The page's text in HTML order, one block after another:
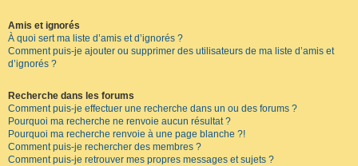
Amis et ignorés
À quoi sert ma liste d’amis et d’ignorés ?
Comment puis-je ajouter ou supprimer des utilisateurs de ma liste d’amis et
d’ignorés ?
Recherche dans les forums
Comment puis-je effectuer une recherche dans un ou des forums ?
Pourquoi ma recherche ne renvoie aucun résultat ?
Pourquoi ma recherche renvoie à une page blanche ?!
Comment puis-je rechercher des membres ?
Comment puis-je retrouver mes propres messages et sujets ?